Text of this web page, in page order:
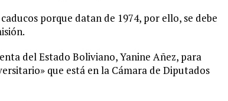
porque datan de 1974, por ello, se debe
del Estado Boliviano, Yanine Añez, para
que está en la Cámara de Diputados